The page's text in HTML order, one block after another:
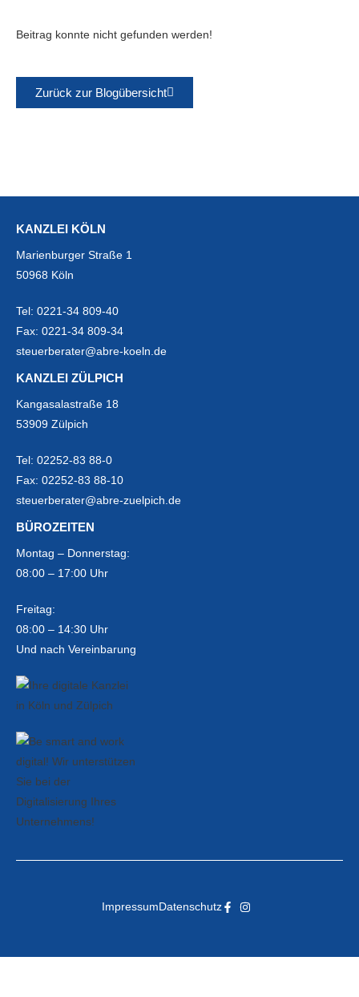
Beitrag konnte nicht gefunden werden!
Zurück zur Blogübersicht
KANZLEI KÖLN
Marienburger Straße 1
50968 Köln
Tel: 0221-34 809-40
Fax: 0221-34 809-34
steuerberater@abre-koeln.de
KANZLEI ZÜLPICH
Kangasalastraße 18
53909 Zülpich
Tel: 02252-83 88-0
Fax: 02252-83 88-10
steuerberater@abre-zuelpich.de
BÜROZEITEN
Montag – Donnerstag:
08:00 – 17:00 Uhr
Freitag:
08:00 – 14:30 Uhr
Und nach Vereinbarung
ImpressumDatenschutz